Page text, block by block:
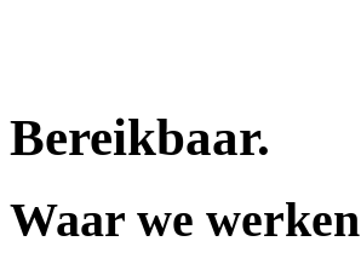
Bereikbaar.
Waar we werken